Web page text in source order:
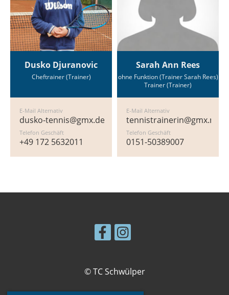
Dusko Djuranovic
Cheftrainer (Trainer)
E-Mail Alternativ
dusko-tennis@gmx.de
Telefon Geschäft
+49 172 5632011
Sarah Ann Rees
ohne Funktion (Trainer Sarah Rees)
Trainer (Trainer)
E-Mail Alternativ
tennistrainerin@gmx.net
Telefon Geschäft
0151-50389007
© TC Schwülper